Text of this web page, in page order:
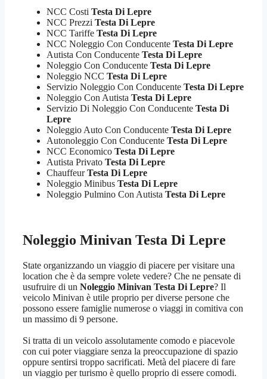
NCC Costi Testa Di Lepre
NCC Prezzi Testa Di Lepre
NCC Tariffe Testa Di Lepre
NCC Noleggio Con Conducente Testa Di Lepre
Autista Con Conducente Testa Di Lepre
Noleggio Con Conducente Testa Di Lepre
Noleggio NCC Testa Di Lepre
Servizio Noleggio Con Conducente Testa Di Lepre
Noleggio Con Autista Testa Di Lepre
Servizio Di Noleggio Con Conducente Testa Di
Lepre
Noleggio Auto Con Conducente Testa Di Lepre
Autonoleggio Con Conducente Testa Di Lepre
NCC Economico Testa Di Lepre
Autista Privato Testa Di Lepre
ChauffeurTesta Di Lepre
Noleggio Minibus Testa Di Lepre
Noleggio Pulmino Con Autista Testa Di Lepre
Noleggio Minivan Testa Di Lepre
State organizzando un viaggio di piacere per visitare una
location che è da sempre volete vedere? Che ne pensate di
usufruire di un Noleggio Minivan Testa Di Lepre? Il
veicolo Minivan è utile proprio per diverse persone che
possono essere famiglie numerose o viaggi in comitiva con
un massimo di 9 persone.
Si tratta di un veicolo assolutamente comodo e piacevole
con cui poter viaggiare senza la preoccupazione di spazio
oppure sentirsi troppo sacrificati. Metà del piacere di fare
un viaggio per turismo è quello proprio di essere comodi.